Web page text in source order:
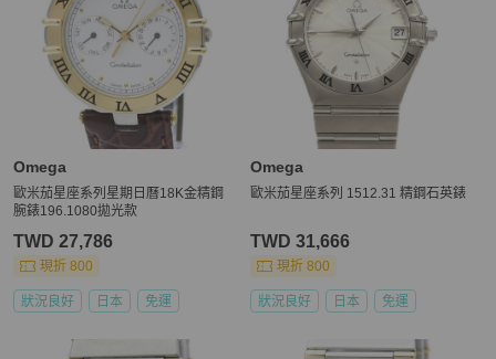
Omega
歐米茄星座系列星期日曆18K金精鋼
腕錶196.1080拋光款
TWD 27,786
現折 800
狀況良好 日本 免運
Omega
歐米茄星座系列 1512.31 精鋼石英錶
TWD 31,666
現折 800
狀況良好 日本 免運